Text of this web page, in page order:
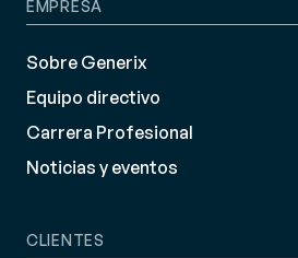
EMPRESA
Sobre Generix
Equipo directivo
Carrera Profesional
Noticias y eventos
CLIENTES